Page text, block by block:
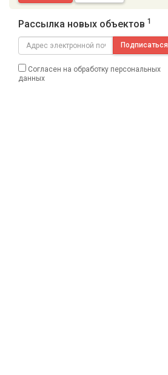
Рассылка новых объектов 1
Подписаться
Согласен на обработку персональных
данных